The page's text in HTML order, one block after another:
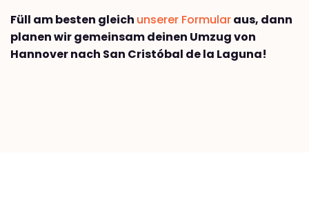
Füll am besten gleich unserer Formularaus, dann
planen wir gemeinsam deinen Umzug von
Hannover nach San Cristóbal de la Laguna!